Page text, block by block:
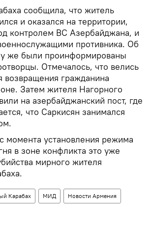
сообщила, что житель
и оказался на территории,
контролем ВС Азербайджана, и
противника. Об
же были проинформированы
Отмечалось, что велись
возвращения гражданина
Затем жителя Нагорного
на азербайджанский пост, где
что Саркисян занимался
момента установления режима
в зоне конфликта это уже
мирного жителя
Карабах МИД Новости Армения